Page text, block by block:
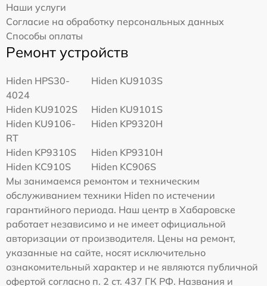
Наши услуги
Согласие на обработку персональных данных
Способы оплаты
Ремонт устройств
Hiden HPS30-
4024
Hiden KU9103S
Hiden KU9102S
Hiden KU9101S
Hiden KU9106-
RT
Hiden KP9320H
Hiden KP9310S
Hiden KP9310H
Hiden KC910S
Hiden KC906S
Мы занимаемся ремонтом и техническим
обслуживанием техники Hiden по истечении
гарантийного периода. Наш центр в Хабаровске
работает независимо и не имеет официальной
авторизации от производителя. Цены на ремонт,
указанные на сайте, носят исключительно
ознакомительный характер и не являются публичной
офертой согласно п. 2 ст. 437 ГК РФ. Названия и